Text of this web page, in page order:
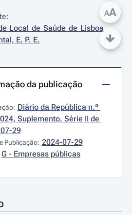
Local de Saúde de Lisboa
E. P. E.
da publicação
Diário da República n.º
Suplemento, Série II de
29
Publicação: 2024-07-29
G - Empresas públicas
AA